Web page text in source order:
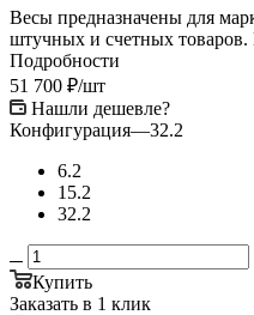
Весы предназначены для
штучных и счетных товаров.
Подробности
51 700 ₽/шт
Нашли дешевле?
Конфигурация—32.2
6.2
15.2
32.2
Купить
Заказать в 1 клик